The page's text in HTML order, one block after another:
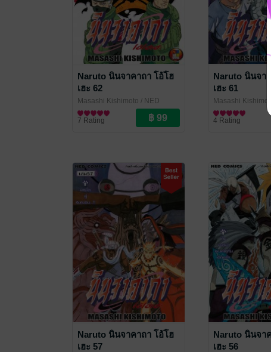
Naruto นินจาคาถา โอ้โฮ
เฮะ 62
Masashi Kishimoto / NED
Comics
การ์ตูนทั่วไป
7 Rating
Naruto นินจาค
เฮะ 61
Masashi Kishimoto
Comics
การ์ตูนทั่วไป
4 Rating
Naruto นินจาคาถา โอ้โฮ
เฮะ 57
Naruto นินจา
เฮะ 56